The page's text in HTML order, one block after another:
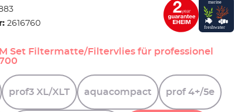
2616760
Set Filtermatte/Filtervlies für professionel
prof3 XL/XLT aquacompact prof 4+/5e